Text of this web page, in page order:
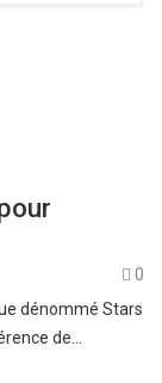
0
dénommé Stars
de…